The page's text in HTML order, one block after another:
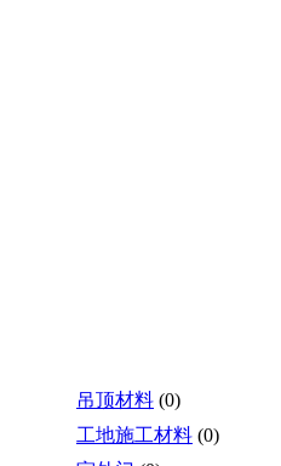
吊顶材料 (0)
工地施工材料 (0)